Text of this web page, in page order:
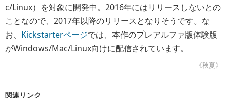
c/Linux）を対象に開発中。2016年にはリリースしないとの
ことなので、2017年以降のリリースとなりそうです。な
お、 Kickstarterページでは、本作のプレアルファ版体験版
がWindows/Mac/Linux向けに配信されています。
《秋夏》
関連リンク